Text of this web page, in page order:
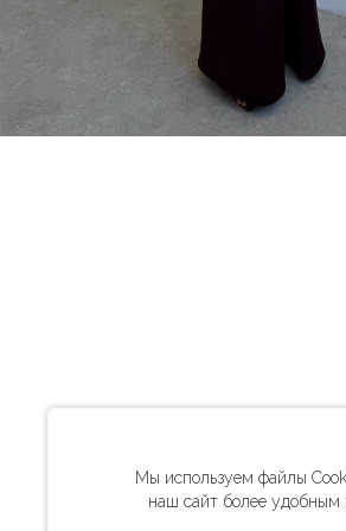
Мы используем файлы
наш сайт более удобным